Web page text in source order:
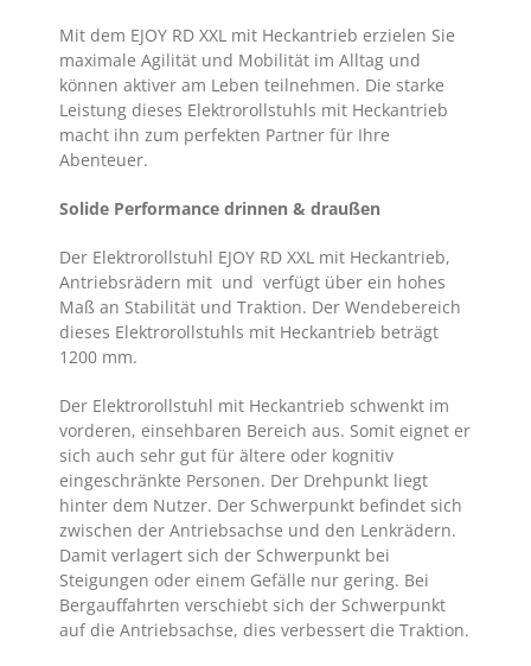
Mit dem EJOY RD XXL mit Heckantrieb erzielen Sie
maximale Agilität und Mobilität im Alltag und
können aktiver am Leben teilnehmen. Die starke
Leistung dieses Elektrorollstuhls mit Heckantrieb
macht ihn zum perfekten Partner für Ihre
Abenteuer.
Solide Performance drinnen & draußen
Der Elektrorollstuhl EJOY RD XXL mit Heckantrieb,
Antriebsrädern mit und verfügt über ein hohes
Maß an Stabilität und Traktion. Der Wendebereich
dieses Elektrorollstuhls mit Heckantrieb beträgt
1200 mm.
Der Elektrorollstuhl mit Heckantrieb schwenkt im
vorderen, einsehbaren Bereich aus. Somit eignet er
sich auch sehr gut für ältere oder kognitiv
eingeschränkte Personen. Der Drehpunkt liegt
hinter dem Nutzer. Der Schwerpunkt befindet sich
zwischen der Antriebsachse und den Lenkrädern.
Damit verlagert sich der Schwerpunkt bei
Steigungen oder einem Gefälle nur gering. Bei
Bergauffahrten verschiebt sich der Schwerpunkt
auf die Antriebsachse, dies verbessert die Traktion.